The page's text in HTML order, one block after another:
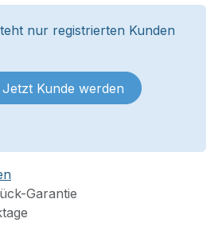
nur registrierten Kunden
Jetzt Kunde werden
Garantie